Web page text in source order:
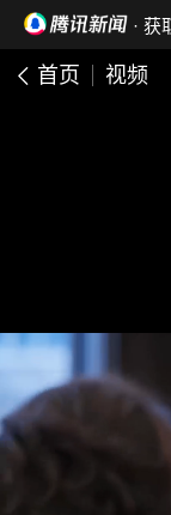
· 获
首页 视频